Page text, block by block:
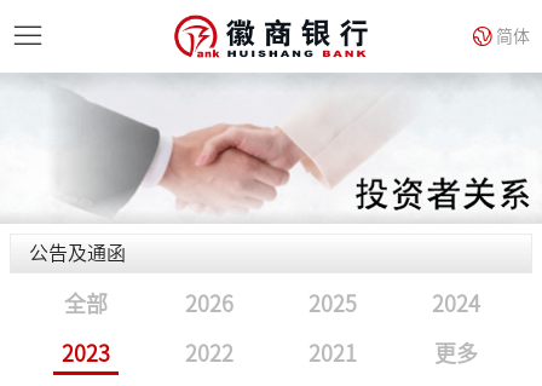
简体
公告及通函
全部 2026 2025 2024
2023 2022 2021 更多